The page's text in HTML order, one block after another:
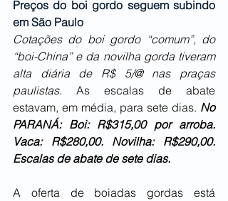
Preços do boi gordo seguem subindo
em São Paulo
Cotações do boi gordo “comum”, do
“boi-China” e da novilha gorda tiveram
alta diária de R$ 5/@ nas praças
paulistas. As escalas de abate
estavam, em média, para sete dias. No
PARANÁ: Boi: R$315,00 por arroba.
Vaca: R$280,00. Novilha: R$290,00.
Escalas de abate de sete dias.
A oferta de boiadas gordas está